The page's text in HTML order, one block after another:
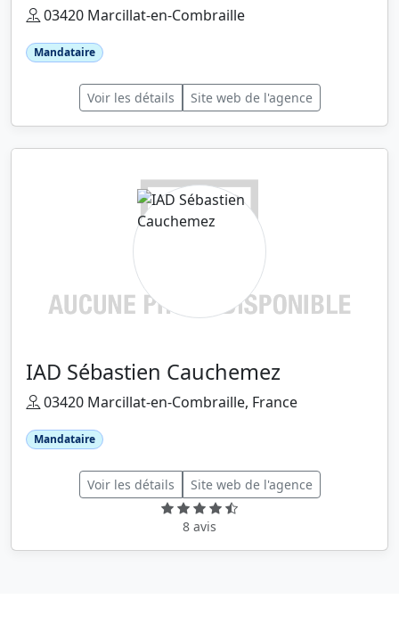
03420 Marcillat-en-Combraille
Mandataire
Voir les détails Site web de l'agence
IAD Sébastien Cauchemez
03420 Marcillat-en-Combraille, France
Mandataire
Voir les détails Site web de l'agence
8 avis